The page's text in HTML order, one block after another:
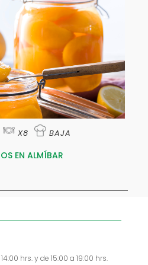
X8 BAJA
EN ALMÍBAR
hrs. y de 15:00 a 19:00 hrs.